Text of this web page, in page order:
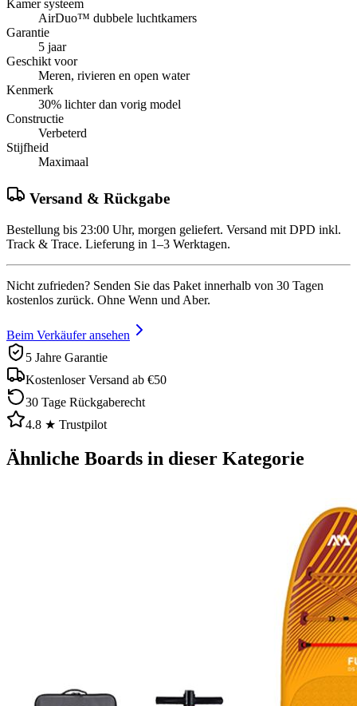
Kamer systeem
AirDuo™ dubbele luchtkamers
Garantie
5 jaar
Geschikt voor
Meren, rivieren en open water
Kenmerk
30% lichter dan vorig model
Constructie
Verbeterd
Stijfheid
Maximaal
Versand & Rückgabe
Bestellung bis 23:00 Uhr, morgen geliefert. Versand mit DPD inkl.
Track & Trace. Lieferung in 1–3 Werktagen.
Nicht zufrieden? Senden Sie das Paket innerhalb von 30 Tagen
kostenlos zurück. Ohne Wenn und Aber.
Beim Verkäufer ansehen
5 Jahre Garantie
Kostenloser Versand ab €50
30 Tage Rückgaberecht
4.8 ★ Trustpilot
Ähnliche Boards in dieser Kategorie